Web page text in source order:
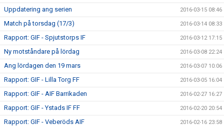
Uppdatering ang serien 2016-03-15 08:46
Match på torsdag (17/3) 2016-03-14 08:33
Rapport: GIF - Spjutstorps IF 2016-03-12 17:15
Ny motståndare på lördag 2016-03-08 22:24
Ang lördagen den 19 mars 2016-03-07 10:06
Rapport: GIF - Lilla Torg FF 2016-03-05 16:04
Rapport: GIF - AIF Barrikaden 2016-02-27 16:27
Rapport: GIF - Ystads IF FF 2016-02-20 20:54
Rapport: GIF - Veberöds AIF 2016-02-16 23:58